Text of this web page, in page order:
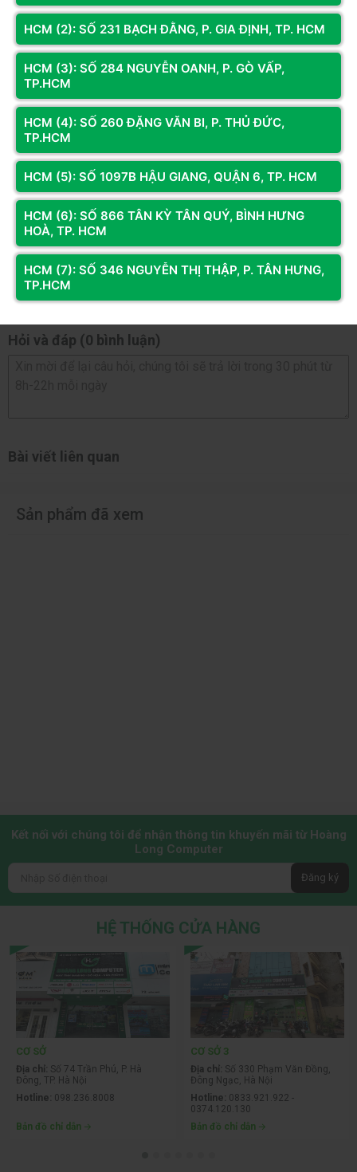
Hỗ trợ
HDD 3.5” x1, SSD 2.5” x1
Kích thước case 325 x 270 x 330mm
Đánh giá & Nhận xét về VỎ CASE VITRA CRYSTAL S1
| MAGIC AQUA-M ULTRA | VIETTECH X16 BLACK (M-
ATX/KHÔNG FAN)
0/5
0đánh giá & nhận xét
5 sao
4 sao
3 sao
2 sao
1 sao
Bạn đã dùng sản phẩm này?
Hỏi và đáp (0 bình luận)
Bài viết liên quan
Sản phẩm đã xem
Kết nối với chúng tôi để nhận thông tin khuyến mãi từ Hoàng
Long Computer
Đăng ký
HỆ THỐNG CỬA HÀNG
CƠ SỞ
Địa chỉ: Số 74 Trần Phú, P. Hà
Đông, TP. Hà Nội
Hotline: 098.236.8008
Bản đồ chỉ dẫn
CƠ SỞ 3
Địa chỉ: Số 330 Phạm Văn Đồng,
Đông Ngạc, Hà Nội
Hotline: 0833.921.922 -
0374.120.130
Bản đồ chỉ dẫn
HCM (2): SỐ 231 BẠCH ĐẰNG, P. GIA ĐỊNH, TP. HCM
HCM (3): SỐ 284 NGUYỄN OANH, P. GÒ VẤP,
TP.HCM
HCM (4): SỐ 260 ĐẶNG VĂN BI, P. THỦ ĐỨC,
TP.HCM
HCM (5): SỐ 1097B HẬU GIANG, QUẬN 6, TP. HCM
HCM (6): SỐ 866 TÂN KỲ TÂN QUÝ, BÌNH HƯNG
HOÀ, TP. HCM
HCM (7): SỐ 346 NGUYỄN THỊ THẬP, P. TÂN HƯNG,
TP.HCM